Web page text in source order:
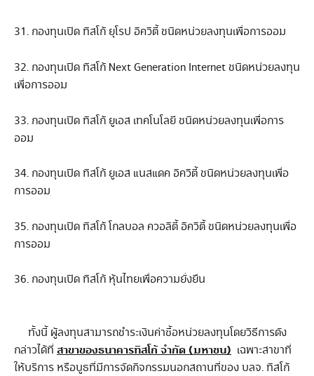
31. กองทุนเปิด ทิสโก้ ยุโรป อิควิตี้ ชนิดหน่วยลงทุนเพื่อการออม
32. กองทุนเปิด ทิสโก้ Next Generation Internet ชนิดหน่วยลงทุน
เพื่อการออม
33. กองทุนเปิด ทิสโก้ ยูเอส เทคโนโลยี ชนิดหน่วยลงทุนเพื่อการ
ออม
34. กองทุนเปิด ทิสโก้ ยูเอส แนสแดค อิควิตี้ ชนิดหน่วยลงทุนเพื่อ
การออม
35. กองทุนเปิด ทิสโก้ โกลบอล ควอลิตี้ อิควิตี้ ชนิดหน่วยลงทุนเพื่อ
การออม
36. กองทุนเปิด ทิสโก้ หุ้นไทยเพื่อความยั่งยืน
ทั้งนี้ ผู้ลงทุนสามารถชำระเงินค่าซื้อหน่วยลงทุนโดยวิธีการดัง
กล่าวได้ที่ สาขาของธนาคารทิสโก้ จำกัด (มหาชน) เฉพาะสาขาที่
ให้บริการ หรือบูธที่มีการจัดกิจกรรมนอกสถานที่ของ บลจ. ทิสโก้